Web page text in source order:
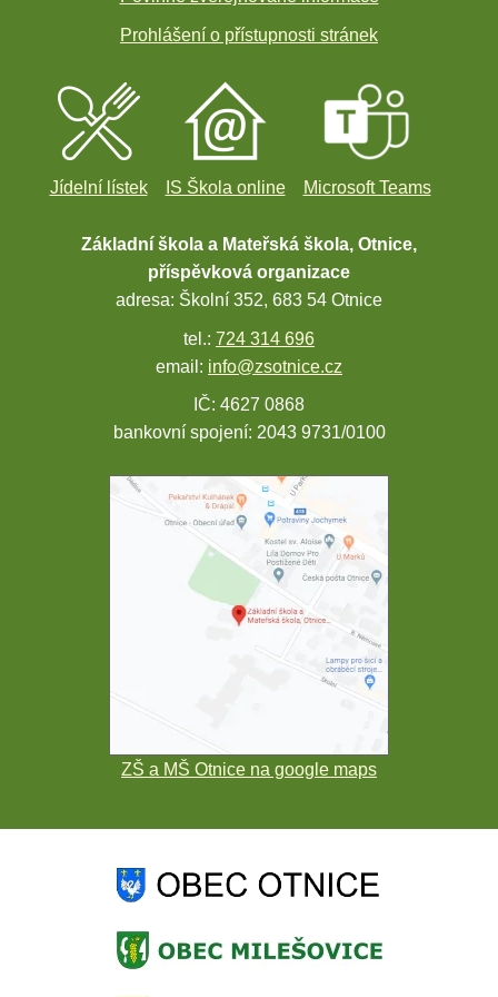
Prohlášení o přístupnosti stránek
Jídelní lístek IS Škola online Microsoft Teams
Základní škola a Mateřská škola, Otnice,
příspěvková organizace
adresa: Školní 352, 683 54 Otnice
tel.: 724 314 696
email: info@zsotnice.cz
IČ: 4627 0868
bankovní spojení: 2043 9731/0100
ZŠ a MŠ Otnice na google maps